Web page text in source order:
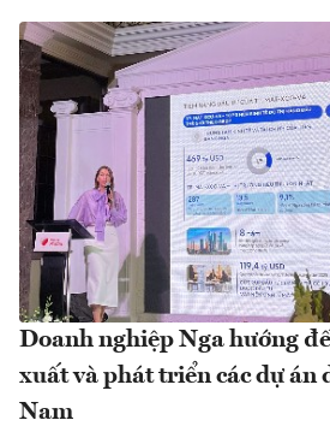
Doanh nghiệp Nga hướng
xuất và phát triển các dự án
Nam